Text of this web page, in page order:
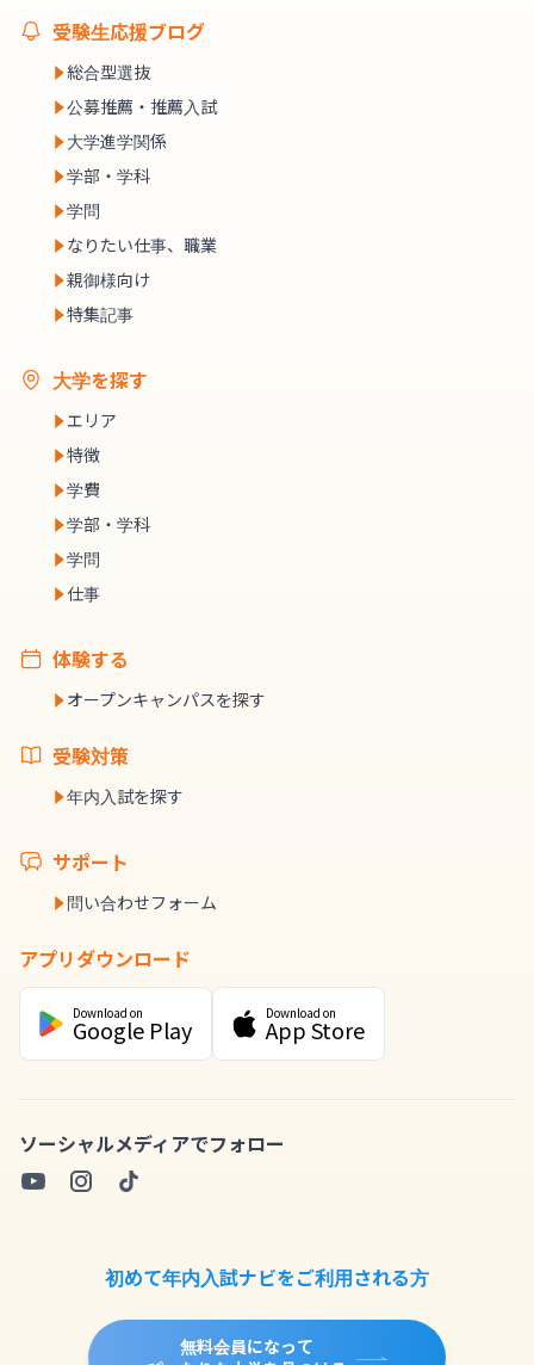
受験生応援ブログ
総合型選抜
公募推薦・推薦入試
大学進学関係
学部・学科
学問
なりたい仕事、職業
親御様向け
特集記事
大学を探す
エリア
特徴
学費
学部・学科
学問
仕事
体験する
オープンキャンパスを探す
受験対策
年内入試を探す
サポート
問い合わせフォーム
アプリダウンロード
Download on
Google Play
Download on
App Store
ソーシャルメディアでフォロー
初めて年内入試ナビをご利用される方
無料会員になって